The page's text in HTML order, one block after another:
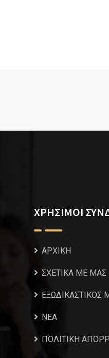
ΧΡΗΣΙΜΟΙ
ΑΡΧΙΚΗ
ΣΧΕΤΙΚΑ ΜΕ ΜΑΣ
NEA
ΠΟΛΙΤΙΚΗ